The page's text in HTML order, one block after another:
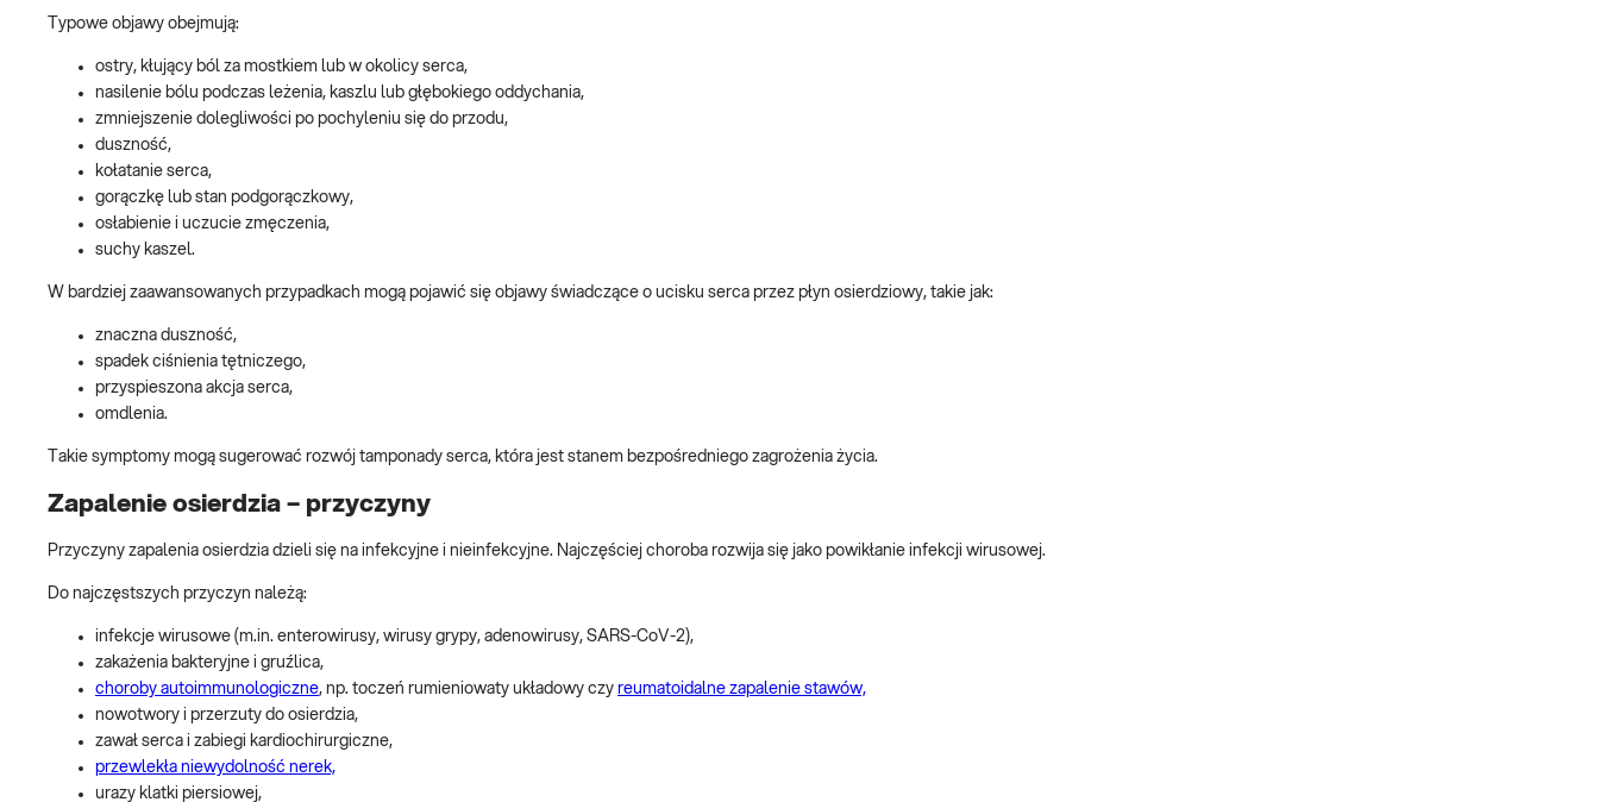
Typowe objawy obejmują:
ostry, kłujący ból za mostkiem lub w okolicy serca,
nasilenie bólu podczas leżenia, kaszlu lub głębokiego oddychania,
zmniejszenie dolegliwości po pochyleniu się do przodu,
duszność,
kołatanie serca,
gorączkę lub stan podgorączkowy,
osłabienie i uczucie zmęczenia,
suchy kaszel.
W bardziej zaawansowanych przypadkach mogą pojawić się objawy świadczące o ucisku serca przez płyn osierdziowy, takie jak:
znaczna duszność,
spadek ciśnienia tętniczego,
przyspieszona akcja serca,
omdlenia.
Takie symptomy mogą sugerować rozwój tamponady serca, która jest stanem bezpośredniego zagrożenia życia.
Zapalenie osierdzia – przyczyny
Przyczyny zapalenia osierdzia dzieli się na infekcyjne i nieinfekcyjne. Najczęściej choroba rozwija się jako powikłanie infekcji wirusowej.
Do najczęstszych przyczyn należą:
infekcje wirusowe (m.in. enterowirusy, wirusy grypy, adenowirusy, SARS-CoV-2),
zakażenia bakteryjne i gruźlica,
choroby autoimmunologiczne, np. toczeń rumieniowaty układowy czy reumatoidalne zapalenie stawów,
nowotwory i przerzuty do osierdzia,
zawał serca i zabiegi kardiochirurgiczne,
przewlekła niewydolność nerek,
urazy klatki piersiowej,